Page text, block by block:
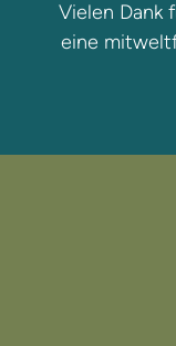
Vielen Dank
eine